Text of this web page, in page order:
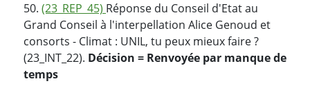
50. (23_REP_45) Réponse du Conseil d'Etat au
Grand Conseil à l'interpellation Alice Genoud et
consorts - Climat : UNIL, tu peux mieux faire ?
(23_INT_22). Décision = Renvoyée par manque de
temps